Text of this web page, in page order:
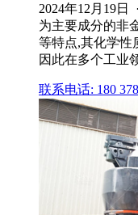
2024年12月19日
为主要成分的非
等特点,其化学性
因此在多个工业
联系电话: 180